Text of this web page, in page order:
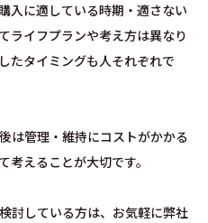
入に適している時期・適さない
ライフプランや考え方は異なり
たタイミングも人それぞれで
は管理・維持にコストがかかる
考えることが大切です。
討している方は、お気軽に弊社